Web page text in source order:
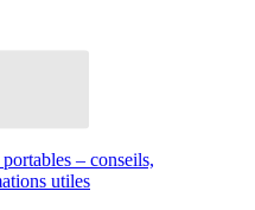
– conseils,
utiles